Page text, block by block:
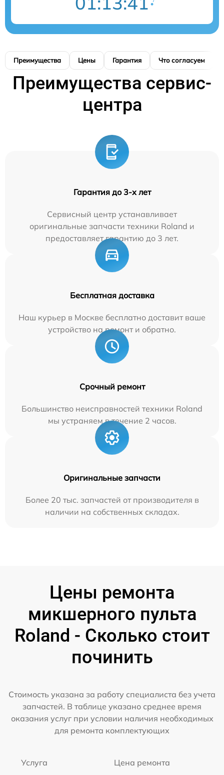
Преимущества Цены Гарантия Что согласуем
Преимущества сервис-
центра
Гарантия до 3-х лет
Сервисный центр устанавливает
оригинальные запчасти техники Roland и
предоставляет гарантию до 3 лет.
Бесплатная доставка
Наш курьер в Москве бесплатно доставит ваше
устройство на ремонт и обратно.
Срочный ремонт
Большинство неисправностей техники Roland
мы устраняем в течение 2 часов.
Оригинальные запчасти
Более 20 тыс. запчастей от производителя в
наличии на собственных складах.
Цены ремонта
микшерного пульта
Roland - Сколько стоит
починить
Стоимость указана за работу специалиста без учета
запчастей. В таблице указано среднее время
оказания услуг при условии наличия необходимых
для ремонта комплектующих
Услуга Цена ремонта